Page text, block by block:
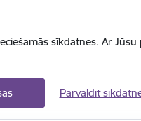
sīkdatnes. Ar
Pārvaldīt